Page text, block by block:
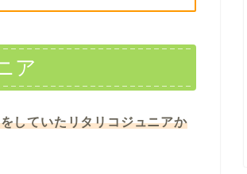
ア
していたリタリコジュニアか